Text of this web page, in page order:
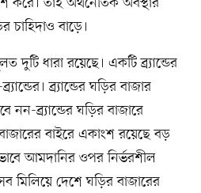
চাহিদাও বাড়ে।
দুটি ধারা রয়েছে। একটি ব্র্যান্ডের
ব্র্যান্ডের ঘড়ির বাজার
নন-ব্র্যান্ডের ঘড়ির বাজারে
বাইরে একাংশ রয়েছে বড়
আমদানির ওপর নির্ভরশীল
মিলিয়ে দেশে ঘড়ির বাজারের